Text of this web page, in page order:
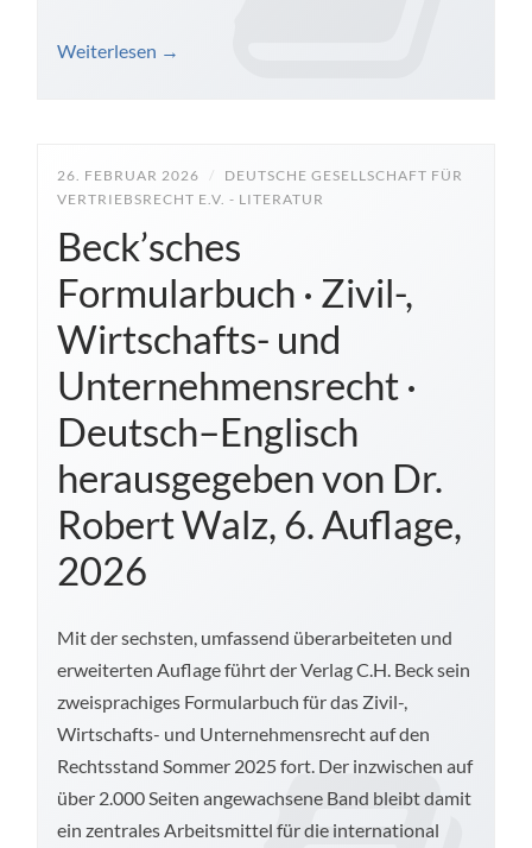
Weiterlesen →
26. FEBRUAR 2026 /
DEUTSCHE GESELLSCHAFT FÜR
VERTRIEBSRECHT E.V. - LITERATUR
Beck’sches
Formularbuch · Zivil-,
Wirtschafts- und
Unternehmensrecht ·
Deutsch–Englisch
herausgegeben von Dr.
Robert Walz, 6. Auflage,
2026
Mit der sechsten, umfassend überarbeiteten und
erweiterten Auflage führt der Verlag C.H. Beck sein
zweisprachiges Formularbuch für das Zivil-,
Wirtschafts- und Unternehmensrecht auf den
Rechtsstand Sommer 2025 fort. Der inzwischen auf
über 2.000 Seiten angewachsene Band bleibt damit
ein zentrales Arbeitsmittel für die international